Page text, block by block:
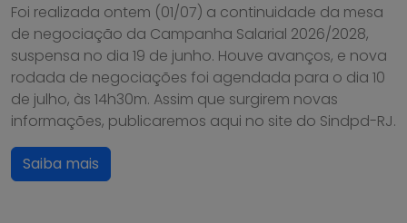
Foi realizada ontem (01/07) a continuidade da mesa
de negociação da Campanha Salarial 2026/2028,
suspensa no dia 19 de junho. Houve avanços, e nova
rodada de negociações foi agendada para o dia 10
de julho, às 14h30m. Assim que surgirem novas
informações, publicaremos aqui no site do Sindpd-RJ.
Saiba mais